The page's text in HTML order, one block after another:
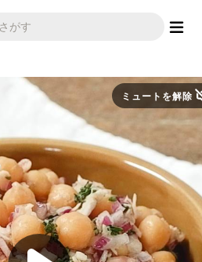
ミュートを解除